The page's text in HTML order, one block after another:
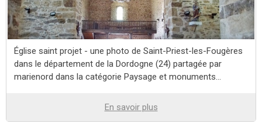
Église saint projet - une photo de Saint-Priest-les-Fougères
dans le département de la Dordogne (24) partagée par
marienord dans la catégorie Paysage et monuments...
En savoir plus